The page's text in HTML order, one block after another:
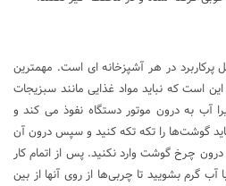
در هر آشپزخانه ای است. مهمترین
است که نباید مواد غذایی مانند سبزیجات
آب به درون موتور دستگاه نفوذ می کند و
گوشت‌ها را تکه تکه کنید و سپس درون آن
چرخ گوشت وارد نکنید. پس از اتمام کار
گرم بشویید تا چربی‌ها از روی آنها از بین